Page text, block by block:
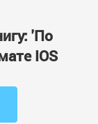
'По
IOS